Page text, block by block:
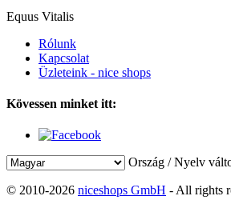
Equus Vitalis
Rólunk
Kapcsolat
Üzleteink - nice shops
Kövessen minket itt:
Ország / Nyelv
© 2010-2026 niceshops GmbH - All rights